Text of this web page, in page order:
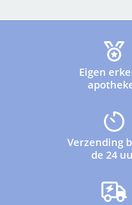
Eigen
Verzending
de 24